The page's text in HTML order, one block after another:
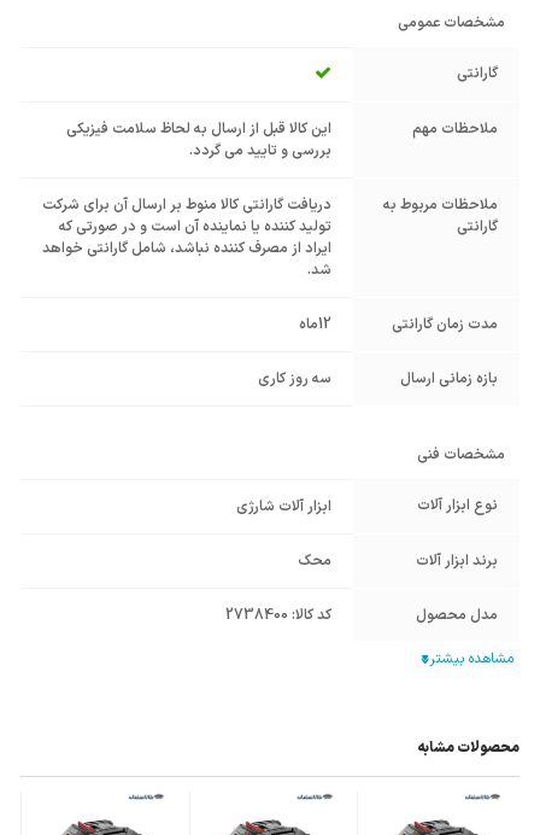
مشخصات عمومی
گارانتی
ملاحظات مهم
این کالا قبل از ارسال به لحاظ سلامت فیزیکی
بررسی و تایید می گردد.
ملاحظات مربوط به
گارانتی
دریافت گارانتی کالا منوط بر ارسال آن برای شرکت
تولید کننده یا نماینده آن است و در صورتی که
ایراد از مصرف کننده نباشد، شامل گارانتی خواهد
شد.
مدت زمان گارانتی 12ماه
بازه زمانی ارسال سه روز کاری
مشخصات فنی
نوع ابزار آلات ابزار آلات شارژی
برند ابزار آلات محک
مدل محصول کد کالا: 2738400
نوع ابزار شارژی
محصول
عرض-ارتفاع)
محصولات مشابه